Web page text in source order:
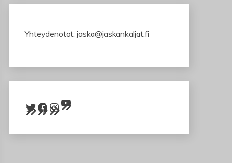
Yhteydenotot: jaska@jaskankaljat.fi
Twitter Facebook InstagramYouTube